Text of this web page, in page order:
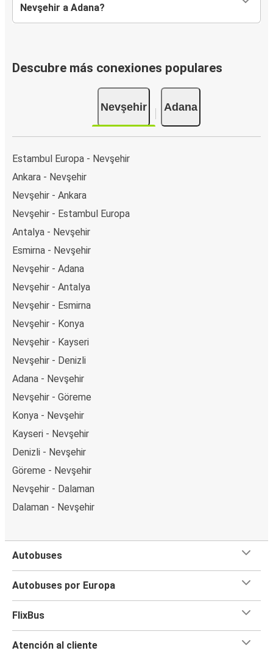
Nevşehir a Adana?
Descubre más conexiones populares
Nevşehir Adana
Estambul Europa - Nevşehir
Ankara - Nevşehir
Nevşehir - Ankara
Nevşehir - Estambul Europa
Antalya - Nevşehir
Esmirna - Nevşehir
Nevşehir - Adana
Nevşehir - Antalya
Nevşehir - Esmirna
Nevşehir - Konya
Nevşehir - Kayseri
Nevşehir - Denizli
Adana - Nevşehir
Nevşehir - Göreme
Konya - Nevşehir
Kayseri - Nevşehir
Denizli - Nevşehir
Göreme - Nevşehir
Nevşehir - Dalaman
Dalaman - Nevşehir
Autobuses
Autobuses por Europa
FlixBus
Atención al cliente